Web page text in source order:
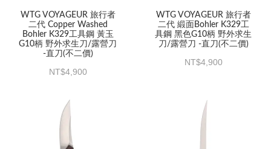
WTG VOYAGEUR 旅行者
二代 Copper Washed
Bohler K329工具鋼 黃玉
G10柄 野外求生刀/露營刀
-直刀(不二價)
4,900
WTG VOYAGEUR 旅行者
二代 緞面Bohler K329工
具鋼 黑色G10柄 野外求生
刀/露營刀 -直刀(不二價)
4,900